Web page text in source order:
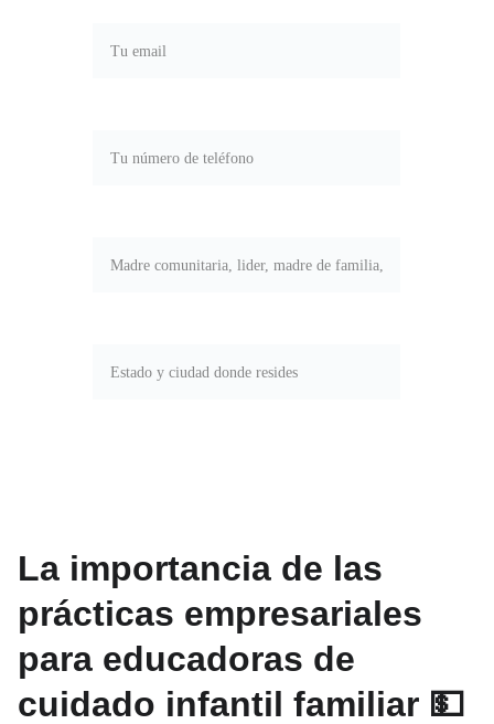
La importancia de las
prácticas empresariales
para educadoras de
cuidado infantil familiar 💵